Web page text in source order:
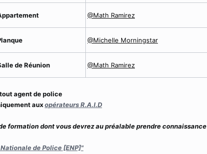
@Math Ramirez
@Michelle Morningstar
de Réunion @Math Ramirez
agent de police
auxopérateurs R.A.I.D
formation dont vous devrez au préalable prendre connaissance
de Police [ENP]"